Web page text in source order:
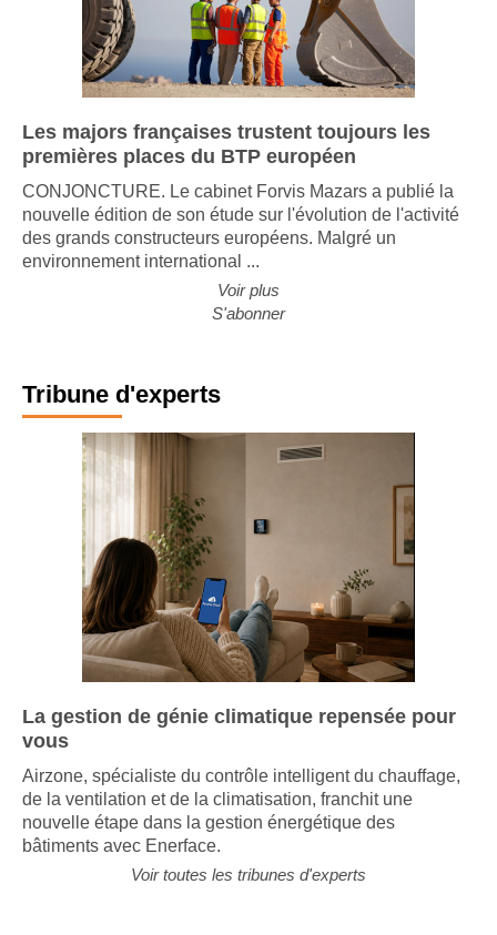
Les majors françaises trustent toujours les
premières places du BTP européen
CONJONCTURE. Le cabinet Forvis Mazars a publié la
nouvelle édition de son étude sur l'évolution de l'activité
des grands constructeurs européens. Malgré un
environnement international ...
Voir plus
S'abonner
Tribune d'experts
La gestion de génie climatique repensée pour
vous
Airzone, spécialiste du contrôle intelligent du chauffage,
de la ventilation et de la climatisation, franchit une
nouvelle étape dans la gestion énergétique des
bâtiments avec Enerface.
Voir toutes les tribunes d'experts